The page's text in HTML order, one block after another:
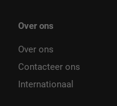
Over ons
Over ons
Contacteer ons
Internationaal